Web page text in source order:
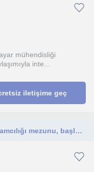
mühendisliği
inte...
iletişime geç
Manisa’da yaşayan, bilgisayar programcılığı mezunu, başlangıç seviyesine uygun Python, HTML, CSS ve temel web geliştirme dersleri